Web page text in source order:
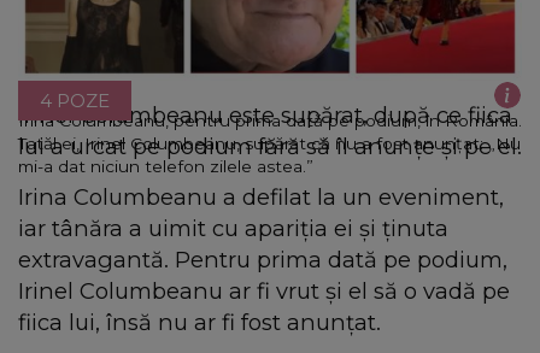
Irina Columbeanu, pentru prima dată pe podium, în România.
Tatăl ei, Irinel Columbeanu, supărat că nu a fost anunțat: „Nu
mi-a dat niciun telefon zilele astea.”
4 POZE
Irinel Columbeanu este supărat, după ce fiica
lui a urcat pe podium fără să îl anunțe și pe el.
Irina Columbeanu a defilat la un eveniment,
iar tânăra a uimit cu apariția ei și ținuta
extravagantă. Pentru prima dată pe podium,
Irinel Columbeanu ar fi vrut și el să o vadă pe
fiica lui, însă nu ar fi fost anunțat.